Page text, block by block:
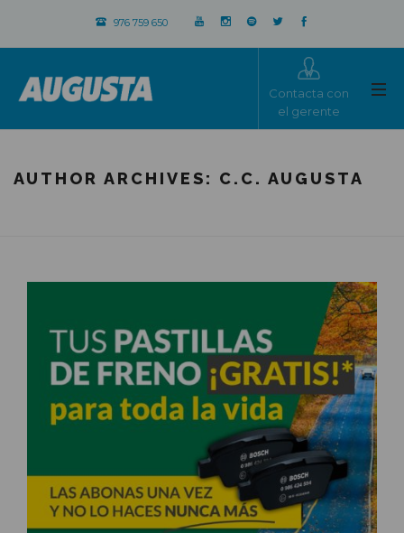
976 759 650
Contacta con
el gerente
AUTHOR ARCHIVES: C.C. AUGUSTA